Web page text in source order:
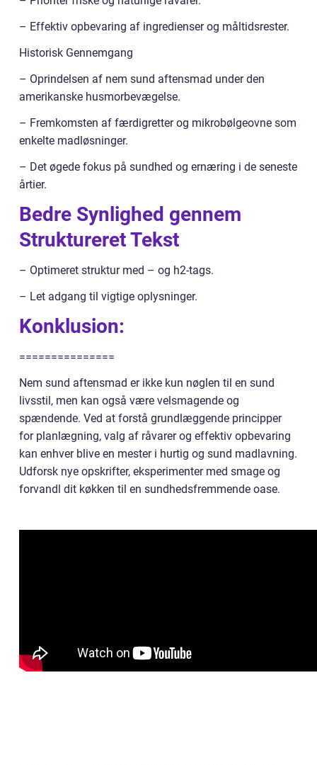
– Effektiv opbevaring af ingredienser og måltidsrester.
Historisk Gennemgang
– Oprindelsen af nem sund aftensmad under den
amerikanske husmorbevægelse.
– Fremkomsten af færdigretter og mikrobølgeovne som
enkelte madløsninger.
– Det øgede fokus på sundhed og ernæring i de seneste
årtier.
Bedre Synlighed gennem
Struktureret Tekst
– Optimeret struktur med – og h2-tags.
– Let adgang til vigtige oplysninger.
Konklusion:
===============
Nem sund aftensmad er ikke kun nøglen til en sund
livsstil, men kan også være velsmagende og
spændende. Ved at forstå grundlæggende principper
for planlægning, valg af råvarer og effektiv opbevaring
kan enhver blive en mester i hurtig og sund madlavning.
Udforsk nye opskrifter, eksperimenter med smage og
forvandl dit køkken til en sundhedsfremmende oase.